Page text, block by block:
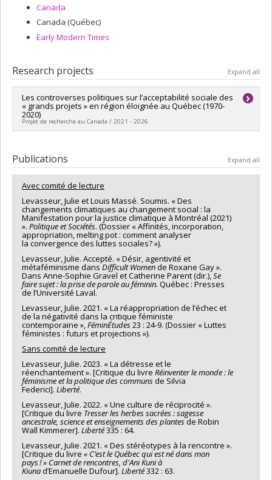
Canada
Canada (Québec)
Early Modern Times
Research projects Expand all
Les controverses politiques sur l’acceptabilité sociale des
« grands projets » en région éloignée au Québec (1970-
2020)
Projet de recherche au Canada / 2021 - 2026
Historical period:
Publications Expand all
Avec comité de lecture
Levasseur, Julie et Louis Massé. Soumis. « Des
changements climatiques au changement social : la
Manifestation pour la justice climatique à Montréal (2021)
». Politique et Sociétés. (Dossier « Affinités, incorporation,
appropriation, melting pot : comment analyser
la convergence des luttes sociales? »).
Levasseur, Julie. Accepté. « Désir, agentivité et
métaféminisme dansDifficult Womende Roxane Gay ».
Dans Anne-Sophie Gravel et Catherine Parent (dir.),Se
faire sujet : la prise de parole au féminin. Québec : Presses
de l’Université Laval.
Levasseur, Julie. 2021. « La réappropriation de l’échec et
de la négativité dans la critique féministe
contemporaine »,FéminÉtudes23 : 24-9. (Dossier « Luttes
féministes : futurs et projections »).
Sans comité de lecture
Levasseur, Julie. 2023. « La détresse et le
réenchantement ». [Critique du livre Réinventer le monde : le
féminisme et la politique des communsde Silvia
Federici]. Liberté.
Levasseur, Julie. 2022. « Une culture de réciprocité ».
[Critique du livre Tresser les herbes sacrées : sagesse
ancestrale, science et enseignements des plantes​de Robin
Wall Kimmerer]. Liberté335 : 64.
Levasseur, Julie. 2021. « Des stéréotypes à la rencontre ».
[Critique du livre « C’est le Québec qui est né dans mon
pays ! » Carnet de rencontres, d'Ani Kuni à
Kiunad’Emanuelle Dufour]. Liberté332 : 63.